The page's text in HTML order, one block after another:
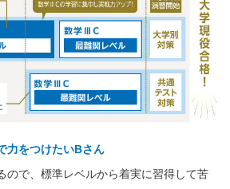
力をつけたいBさん
ので、標準レベルから着実に習得して苦